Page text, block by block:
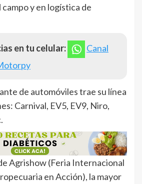
y en logística de
en tu celular:
Canal
de automóviles trae su línea
Carnival, EV5, EV9, Niro,
Agrishow (Feria Internacional
en Acción), la mayor